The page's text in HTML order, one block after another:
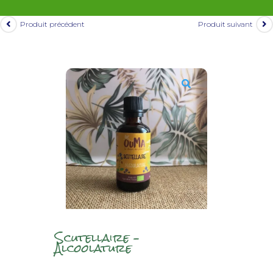
Produit précédent Produit suivant
Scutellaire –
Alcoolature